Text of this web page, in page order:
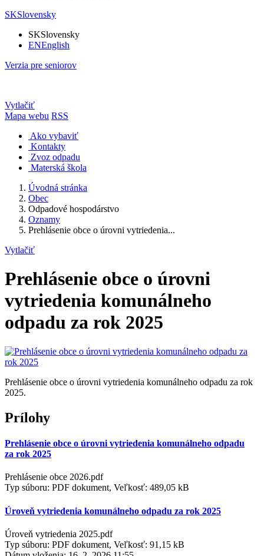
SKSlovensky
SKSlovensky
ENEnglish
Verzia pre seniorov
Vytlačiť
Mapa webu RSS
Ako vybaviť
Kontakty
Zvoz odpadu
Materská škola
Úvodná stránka
Obec
Odpadové hospodárstvo
Oznamy
Prehlásenie obce o úrovni vytriedenia...
Vytlačiť
Prehlásenie obce o úrovni
vytriedenia komunálneho
odpadu za rok 2025
Prehlásenie obce o úrovni vytriedenia komunálneho odpadu za rok
2025.
Prílohy
Prehlásenie obce o úrovni vytriedenia komunálneho odpadu
za rok 2025
Prehlásenie obce 2026.pdf
Typ súboru: PDF dokument, Veľkosť: 489,05 kB
Úroveň vytriedenia komunálneho odpadu za rok 2025
Úroveň vytriedenia 2025.pdf
Typ súboru: PDF dokument, Veľkosť: 91,15 kB